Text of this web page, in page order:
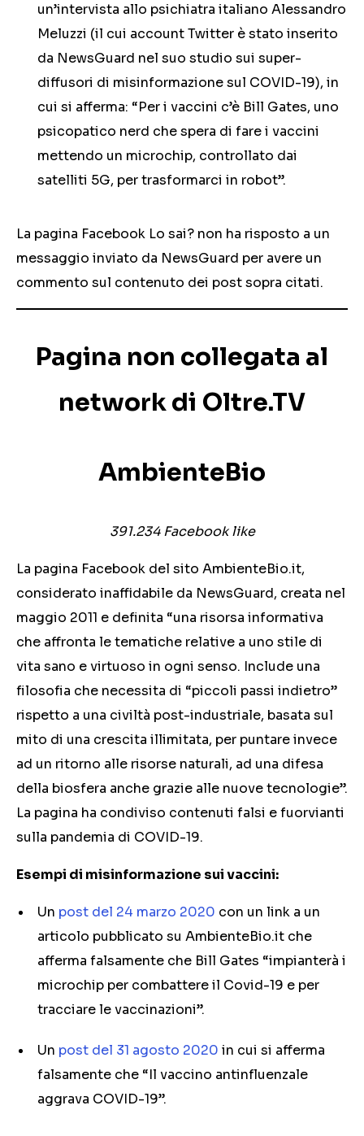
un’intervista allo psichiatra italiano Alessandro
Meluzzi (il cui account Twitter è stato inserito
da NewsGuard nel suo studio sui super-
diffusori di misinformazione sul COVID-19), in
cui si afferma: “Per i vaccini c’è Bill Gates, uno
psicopatico nerd che spera di fare i vaccini
mettendo un microchip, controllato dai
satelliti 5G, per trasformarci in robot”.
La pagina Facebook Lo sai? non ha risposto a un
messaggio inviato da NewsGuard per avere un
commento sul contenuto dei post sopra citati.
Pagina non collegata al
network di Oltre.TV
AmbienteBio
391.234 Facebook like
La pagina Facebook del sito AmbienteBio.it,
considerato inaffidabile da NewsGuard, creata nel
maggio 2011 e definita “una risorsa informativa
che affronta le tematiche relative a uno stile di
vita sano e virtuoso in ogni senso. Include una
filosofia che necessita di “piccoli passi indietro”
rispetto a una civiltà post-industriale, basata sul
mito di una crescita illimitata, per puntare invece
ad un ritorno alle risorse naturali, ad una difesa
della biosfera anche grazie alle nuove tecnologie”.
La pagina ha condiviso contenuti falsi e fuorvianti
sulla pandemia di COVID-19.
Esempi di misinformazione sui vaccini:
Un post del 24 marzo 2020 con un link a un
articolo pubblicato su AmbienteBio.it che
afferma falsamente che Bill Gates “impianterà i
microchip per combattere il Covid-19 e per
tracciare le vaccinazioni”.
Un post del 31 agosto 2020 in cui si afferma
falsamente che “Il vaccino antinfluenzale
aggrava COVID-19”.